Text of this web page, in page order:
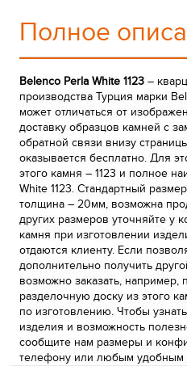
Полное
Belenco Perla White 1123 –
производства Турция марки
может отличаться от
доставку образцов камней с
обратной связи внизу
оказывается бесплатно. Для
этого камня – 1123 и полное
White 1123. Стандартный
толщина – 20мм, возможна
других размеров уточняйте у
камня при изготовлении
отдаются клиенту. Если
дополнительно получить
возможно заказать, например,
разделочную доску из этого
по изготовлению. Чтобы
изделия и возможность
сообщите нам размеры и
телефону или любым удобным